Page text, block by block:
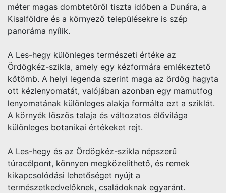
méter magas dombtetőről tiszta időben a Dunára, a
Kisalföldre és a környező településekre is szép
panoráma nyílik.
A Les-hegy különleges természeti értéke az
Ördögkéz-szikla, amely egy kézformára emlékeztető
kőtömb. A helyi legenda szerint maga az ördög hagyta
ott kézlenyomatát, valójában azonban egy mamutfog
lenyomatának különleges alakja formálta ezt a sziklát.
A környék löszös talaja és változatos élővilága
különleges botanikai értékeket rejt.
A Les-hegy és az Ördögkéz-szikla népszerű
túracélpont, könnyen megközelíthető, és remek
kikapcsolódási lehetőséget nyújt a
természetkedvelőknek, családoknak egyaránt.